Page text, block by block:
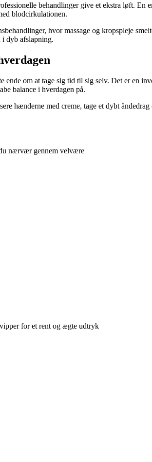
behandlinger give et ekstra løft.
blodcirkulationen.
hvor massage og kropspleje
i dyb afslapning.
ende om at tage sig tid til sig selv. Det er en
balance i hverdagen på.
hænderne med creme, tage et dybt
nærvær gennem velvære
for et rent og ægte udtryk